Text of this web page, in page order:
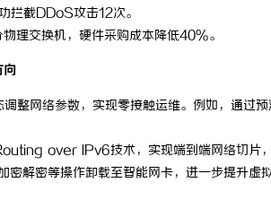
拦截DDoS攻击12次。
理交换机，硬件采购成本降低40%。
向
调整网络参数，实现零接触运维。例如，通过
over IPv6技术，实现端到端网络切片，
密解密等操作卸载至智能网卡，进一步提升虚